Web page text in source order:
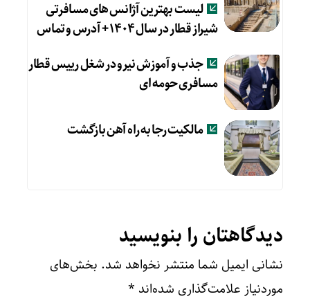
لیست بهترین آژانس های مسافرتی
شیراز قطار در سال ۱۴۰۴ + آدرس و تماس
جذب و آموزش نیرو در شغل رییس قطار
مسافری حومه ای
مالکیت رجا به راه آهن بازگشت
دیدگاهتان را بنویسید
نشانی ایمیل شما منتشر نخواهد شد. بخش‌های
موردنیاز علامت‌گذاری شده‌اند *